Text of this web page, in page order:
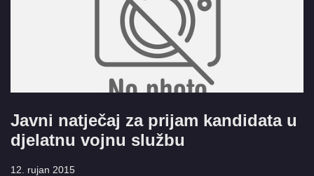
Javni natječaj za prijam kandidata u
djelatnu vojnu službu
12. rujan 2015